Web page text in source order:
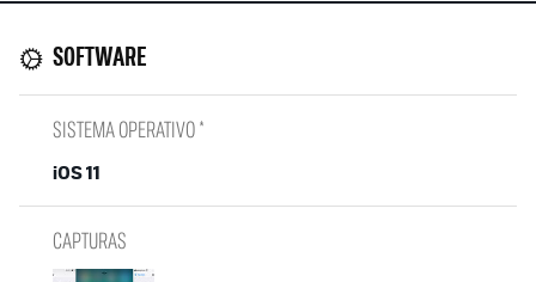
SOFTWARE
SISTEMA OPERATIVO *
iOS 11
CAPTURAS